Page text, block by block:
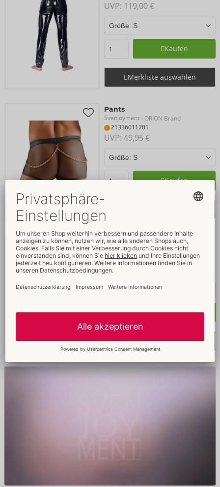
UVP: 119,00 €
Kaufen
Merkliste auswählen
Pants
Svenjoyment- ORION Brand
21336011701
UVP: 49,95 €
Kaufen
Jock
Svenjoyment- ORION Brand
21003981741
UVP:
Kaufen
Merkliste auswählen